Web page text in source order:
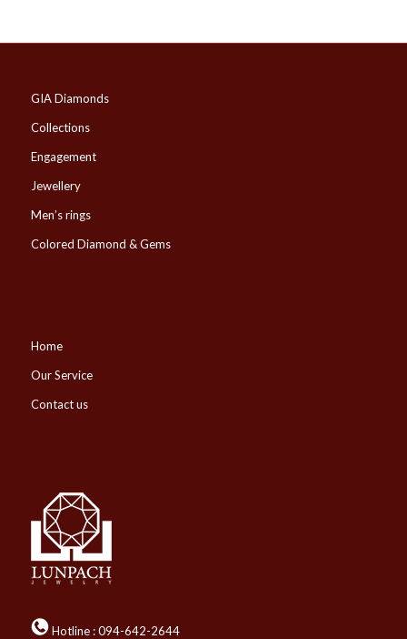
GIA Diamonds
Collections
Engagement
Jewellery
Men’s rings
Colored Diamond & Gems
Home
Our Service
Contact us
Hotline :094-642-2644